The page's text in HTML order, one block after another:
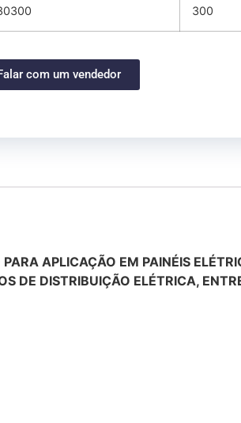
300
com um vendedor
APLICAÇÃO EM PAINÉIS
DE DISTRIBUIÇÃO ELÉTRICA,